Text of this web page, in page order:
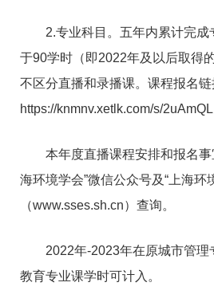
2.专业科目。五年内累计完成
于90学时（即2022年及以后取得
不区分直播和录播课。课程报名链
https://knmnv.xetlk.com/s/2uAmQL
本年度直播课程安排和报名事
海环境学会”微信公众号及“上海环
（www.sses.sh.cn）查询。
2022年-2023年在原城市管理
教育专业课学时可计入。